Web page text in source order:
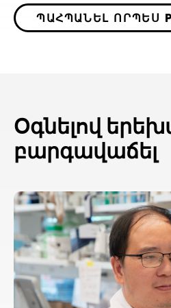
ՊԱՀՊԱՆԵԼ ՈՐՊԵՍ
Օգնելով
բարգավաճել